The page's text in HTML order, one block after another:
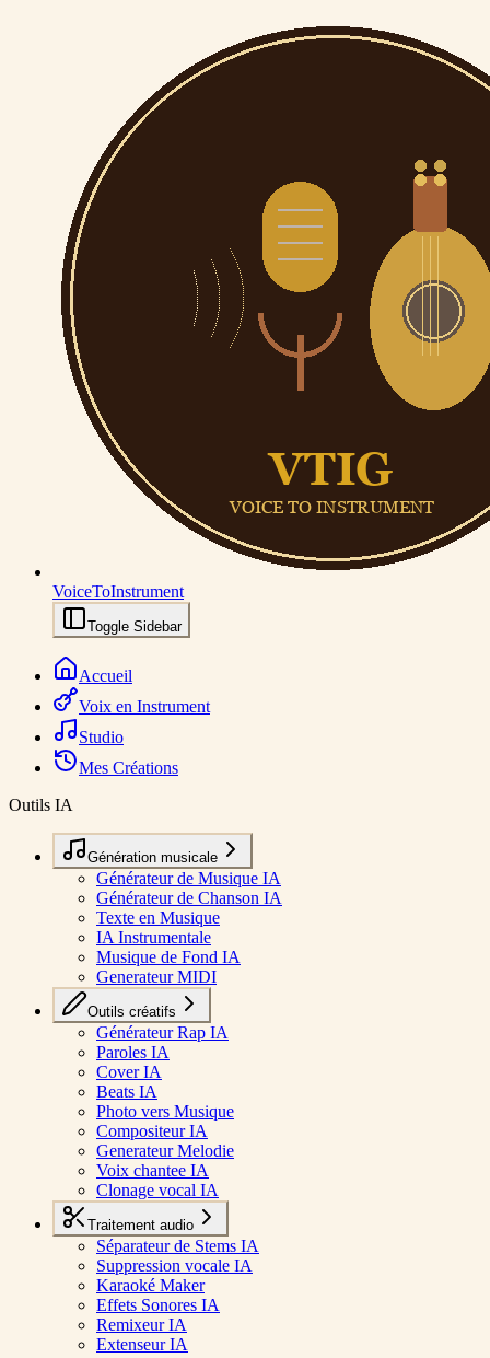
VoiceToInstrument
Toggle Sidebar
Accueil
Voix en Instrument
Studio
Mes Créations
Outils IA
Génération musicale
Générateur de Musique IA
Générateur de Chanson IA
Texte en Musique
IA Instrumentale
Musique de Fond IA
Generateur MIDI
Outils créatifs
Générateur Rap IA
Paroles IA
Cover IA
Beats IA
Photo vers Musique
Compositeur IA
Generateur Melodie
Voix chantee IA
Clonage vocal IA
Traitement audio
Séparateur de Stems IA
Suppression vocale IA
Karaoké Maker
Effets Sonores IA
Remixeur IA
Extenseur IA